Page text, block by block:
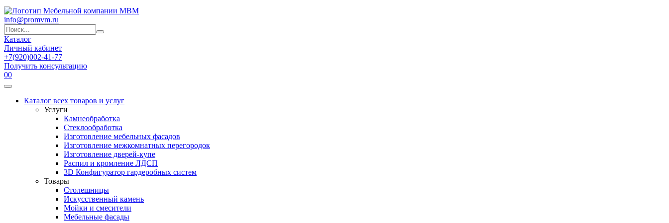
info@promvm.ru
Каталог
Личный кабинет
+7(920)002-41-77
Получить консультацию
00
Каталог всех товаров и услуг
Услуги
Камнеобработка
Стеклообработка
Изготовление мебельных фасадов
Изготовление межкомнатных перегородок
Изготовление дверей-купе
Распил и кромление ЛДСП
3D Конфигуратор гардеробных систем
Товары
Столешницы
Искусственный камень
Мойки и смесители
Мебельные фасады